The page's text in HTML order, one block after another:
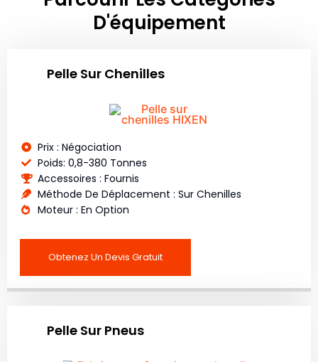
D'équipement
Pelle Sur Chenilles
Prix : Négociation
Poids: 0,8-380 Tonnes
Accessoires : Fournis
Méthode De Déplacement : Sur Chenilles
Moteur : En Option
Obtenez Un Devis Gratuit
Pelle Sur Pneus